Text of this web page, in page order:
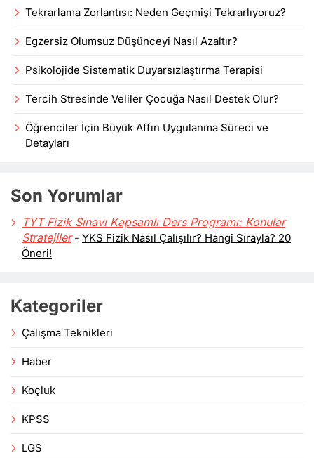
Tekrarlama Zorlantısı: Neden Geçmişi Tekrarlıyoruz?
Egzersiz Olumsuz Düşünceyi Nasıl Azaltır?
Psikolojide Sistematik Duyarsızlaştırma Terapisi
Tercih Stresinde Veliler Çocuğa Nasıl Destek Olur?
Öğrenciler İçin Büyük Affın Uygulanma Süreci ve
Detayları
Son Yorumlar
TYT Fizik Sınavı Kapsamlı Ders Programı: Konular
Stratejiler- YKS Fizik Nasıl Çalışılır? Hangi Sırayla? 20
Öneri!
Kategoriler
Çalışma Teknikleri
Haber
Koçluk
KPSS
LGS